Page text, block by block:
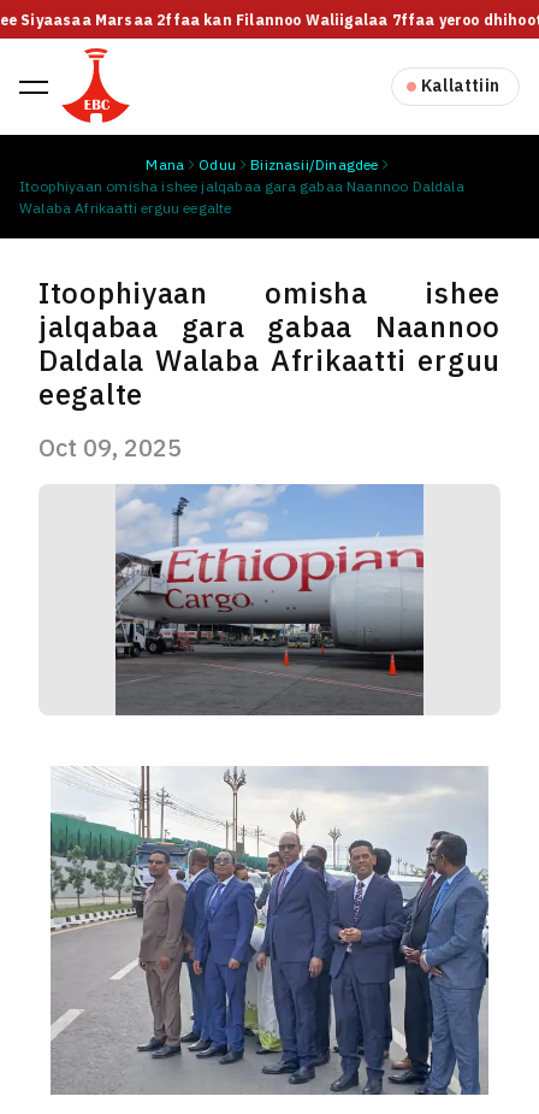
Siyaasaa Marsaa 2ffaa kan Filannoo Waliigalaa 7ffaa yeroo
Kallattiin
Mana Oduu
Biiznasii/Dinagdee
Itoophiyaan omisha ishee jalqabaa gara gabaa Naannoo Daldala
Walaba Afrikaatti erguu eegalte
Itoophiyaan omisha ishee
jalqabaa gara gabaa Naannoo
Daldala Walaba Afrikaatti erguu
eegalte
Oct 09, 2025